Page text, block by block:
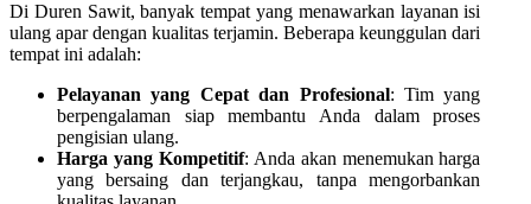
Di Duren Sawit, banyak tempat yang menawarkan layanan isi
ulang apar dengan kualitas terjamin. Beberapa keunggulan dari
tempat ini adalah:
Pelayanan yang Cepat dan Profesional: Tim yang
berpengalaman siap membantu Anda dalam proses
pengisian ulang.
Harga yang Kompetitif: Anda akan menemukan harga
yang bersaing dan terjangkau, tanpa mengorbankan